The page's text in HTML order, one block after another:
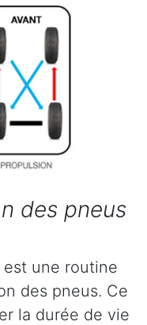
des pneus
une routine
des pneus. Ce
la durée de vie